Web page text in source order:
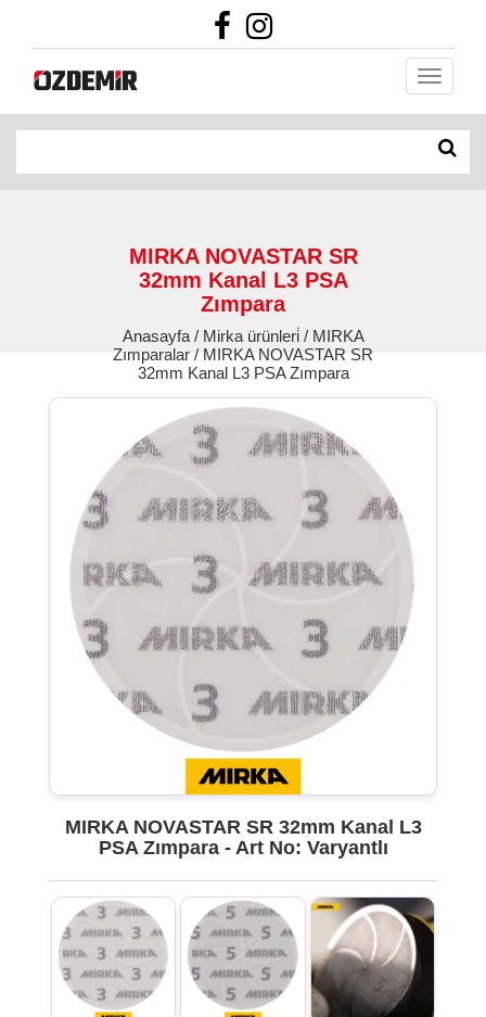
MIRKA NOVASTAR SR
32mm Kanal L3 PSA
Zımpara
Anasayfa / Mirka ürünleri̇ / MIRKA
Zımparalar / MIRKA NOVASTAR SR
32mm Kanal L3 PSA Zımpara
MIRKA NOVASTAR SR 32mm Kanal L3
PSA Zımpara - Art No: Varyantlı